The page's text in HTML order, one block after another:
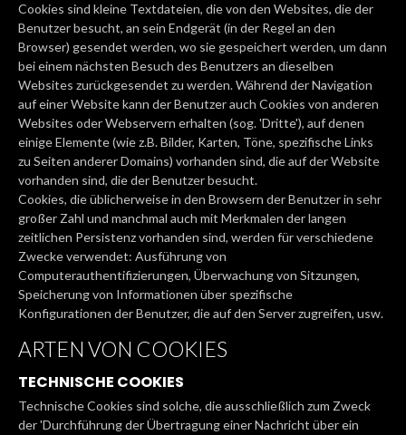
Cookies sind kleine Textdateien, die von den Websites, die der
Benutzer besucht, an sein Endgerät (in der Regel an den
Browser) gesendet werden, wo sie gespeichert werden, um dann
bei einem nächsten Besuch des Benutzers an dieselben
Websites zurückgesendet zu werden. Während der Navigation
auf einer Website kann der Benutzer auch Cookies von anderen
Websites oder Webservern erhalten (sog. 'Dritte'), auf denen
einige Elemente (wie z.B. Bilder, Karten, Töne, spezifische Links
zu Seiten anderer Domains) vorhanden sind, die auf der Website
vorhanden sind, die der Benutzer besucht.
Cookies, die üblicherweise in den Browsern der Benutzer in sehr
großer Zahl und manchmal auch mit Merkmalen der langen
zeitlichen Persistenz vorhanden sind, werden für verschiedene
Zwecke verwendet: Ausführung von
Computerauthentifizierungen, Überwachung von Sitzungen,
Speicherung von Informationen über spezifische
Konfigurationen der Benutzer, die auf den Server zugreifen, usw.
ARTEN VON COOKIES
TECHNISCHE COOKIES
Technische Cookies sind solche, die ausschließlich zum Zweck
der 'Durchführung der Übertragung einer Nachricht über ein